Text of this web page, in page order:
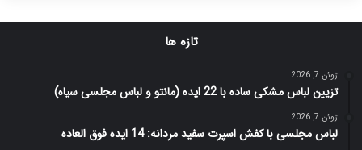
تازه ها
ژوئن 7, 2026
تزیین لباس مشکی ساده با 22 ایده (مانتو و لباس مجلسی سیاه)
ژوئن 7, 2026
لباس مجلسی با کفش اسپرت سفید مردانه: 14 ایده فوق العاده